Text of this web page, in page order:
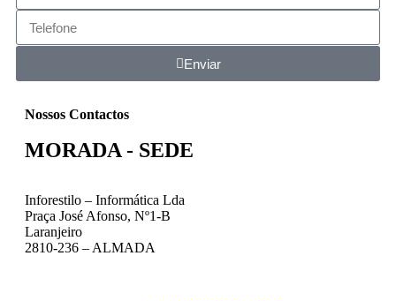
Enviar
Nossos Contactos
MORADA - SEDE
Inforestilo – Informática Lda
Praça José Afonso, Nº1-B
Laranjeiro
2810-236 – ALMADA